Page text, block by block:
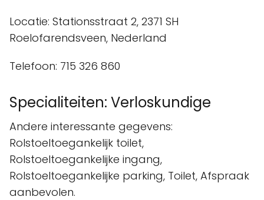
Locatie: Stationsstraat 2, 2371 SH
Roelofarendsveen, Nederland
Telefoon: 715 326 860
Specialiteiten: Verloskundige
Andere interessante gegevens:
Rolstoeltoegankelijk toilet,
Rolstoeltoegankelijke ingang,
Rolstoeltoegankelijke parking, Toilet, Afspraak
aanbevolen.